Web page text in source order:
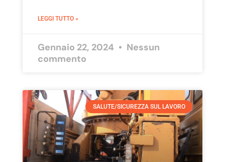
LEGGI TUTTO »
Gennaio 22, 2024
Nessun
commento
SALUTE/SICUREZZA SUL LAVORO